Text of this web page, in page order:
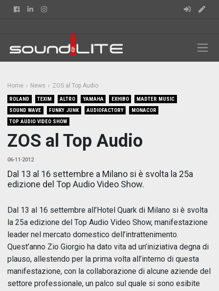
FacebookLinkedin
Home News ZOS al Top Audio
ROLAND TEXIM ALTRO YAMAHA EXHIBO
MADTER MUSIC
SOUND WAVE
FUNKY JUNK AUDIOFACTORY
MONACOR
TOP AUDIO VIDEO SHOW
ZOS al Top Audio
06-11-2012
Dal 13 al 16 settembre a Milano si è svolta la 25a
edizione del Top Audio Video Show.
Dal 13 al 16 settembre all’Hotel Quark di Milano si è svolta
la 25a edizione del Top Audio Video Show, manifestazione
leader nel mercato domestico dell’intrattenimento.
Quest’anno Zio Giorgio ha dato vita ad un’iniziativa degna di
plauso, allestendo per la prima volta all’interno di questa
manifestazione, con la collaborazione di alcune aziende del
settore professionale, un palco sul quale si sono esibite